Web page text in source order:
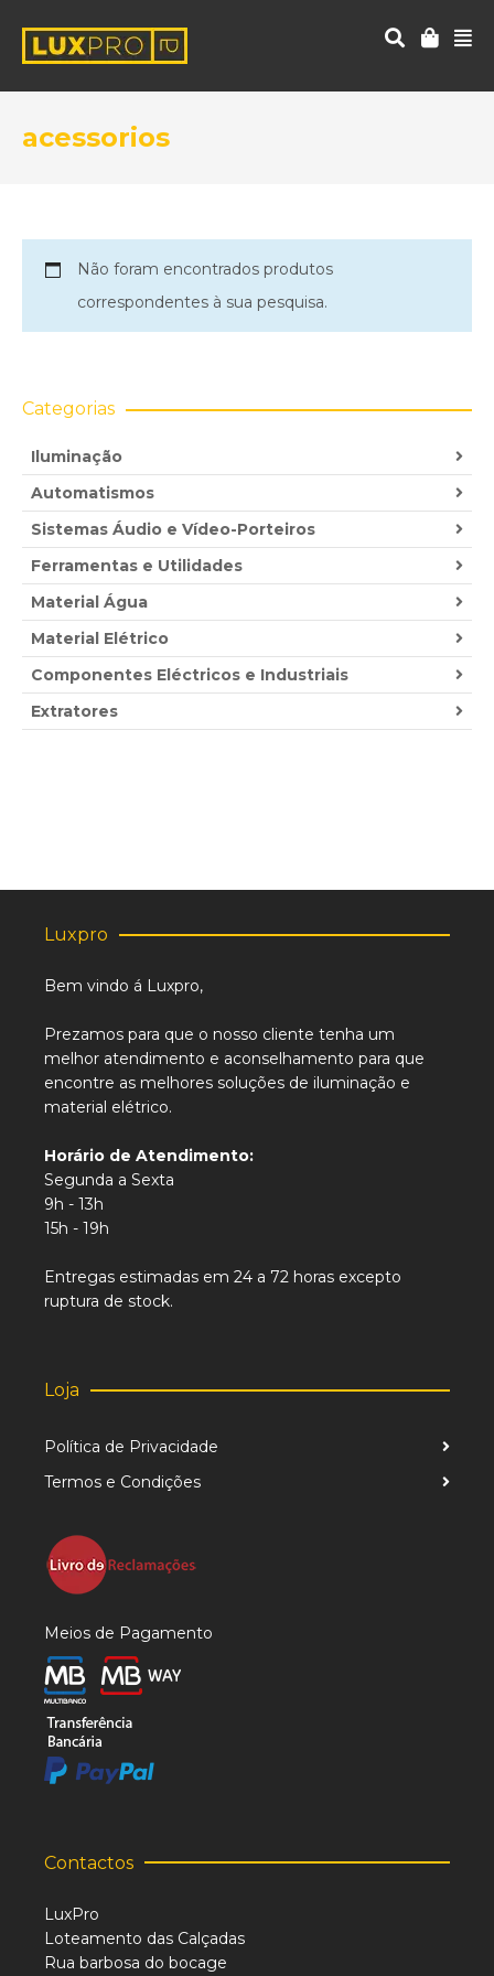
acessorios
Não foram encontrados produtos
correspondentes à sua pesquisa.
Categorias
Iluminação
Automatismos
Sistemas Áudio e Vídeo-Porteiros
Ferramentas e Utilidades
Material Água
Material Elétrico
Componentes Eléctricos e Industriais
Extratores
Luxpro
Bem vindo á Luxpro,
Prezamos para que o nosso cliente tenha um
melhor atendimento e aconselhamento para que
encontre as melhores soluções de iluminação e
material elétrico.
Horário de Atendimento:
Segunda a Sexta
9h - 13h
15h - 19h
Entregas estimadas em 24 a 72 horas excepto
ruptura de stock.
Loja
Política de Privacidade
Termos e Condições
Meios de Pagamento
Contactos
LuxPro
Loteamento das Calçadas
Rua barbosa do bocage